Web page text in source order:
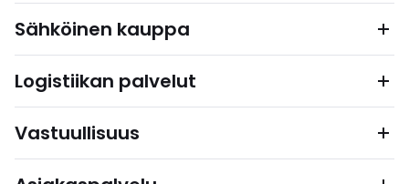
Sähköinen kauppa
Logistiikan palvelut
Vastuullisuus